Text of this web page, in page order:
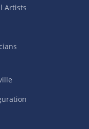
Artists